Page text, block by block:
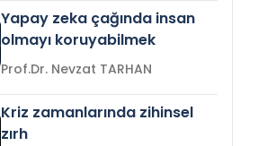
Yapay zeka çağında insan
olmayı koruyabilmek
Prof.Dr. Nevzat TARHAN
Kriz zamanlarında zihinsel
zırh